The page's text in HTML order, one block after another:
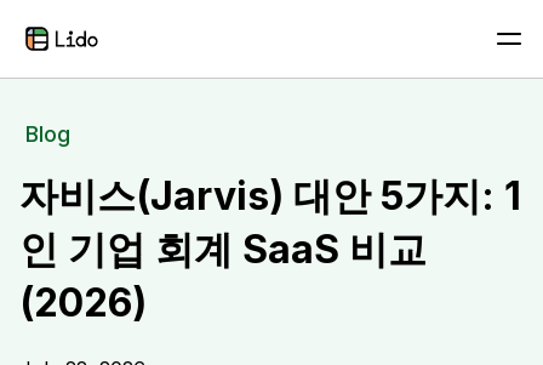
Blog
자비스(Jarvis) 대안 5가지: 1
인 기업 회계 SaaS 비교
(2026)